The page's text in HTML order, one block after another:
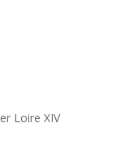
Loire XIV